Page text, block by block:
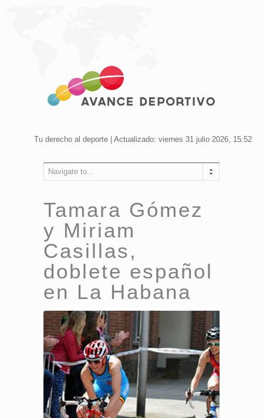
Tu derecho al deporte | Actualizado: viernes 31 julio 2026, 15:52
Navigate to...
Tamara Gómez
y Miriam
Casillas,
doblete español
en La Habana